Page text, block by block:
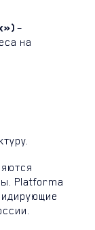
–
на
Platforma